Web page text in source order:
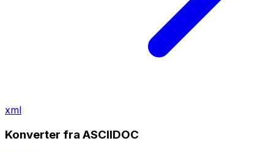
xml
Konverter fra ASCIIDOC